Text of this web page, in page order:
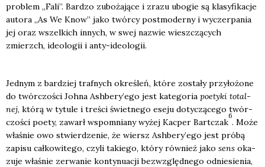
pro­blem „Fali”. Bar­dzo zubo­ża­ją­ce i zra­zu ubo­gie są kla­sy­fi­ka­cje
auto­ra „As We Know” jako twór­cy post­mo­der­ny i wyczer­pa­nia
jej oraz wszel­kich innych, w swej nazwie wiesz­czą­cych
zmierzch, ide­olo­gii i anty-ide­olo­gii.
Jed­nym z bar­dziej traf­nych okre­śleń, któ­re zosta­ły przy­ło­żo­ne
do twór­czo­ści Joh­na Ashbery’ego jest kate­go­ria poety­ki total­
nej, któ­rą w tytu­le i tre­ści świet­ne­go ese­ju doty­czą­ce­go twór­
czo­ści poety, zawarł wspo­mnia­ny wyżej Kac­per Bart­czak
6
. Może
wła­śnie owo stwier­dze­nie, że wiersz Ashbery’ego jest pró­bą
zapi­su cał­ko­wi­te­go, czy­li takie­go, któ­ry rów­nież jako sens oka­
zu­je wła­śnie zerwa­nie kon­ty­nu­acji bez­względ­ne­go odnie­sie­nia,